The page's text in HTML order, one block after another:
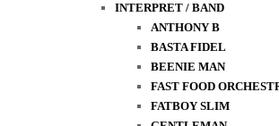
INTERPRET / BAND
ANTHONY B
BASTA FIDEL
BEENIE MAN
FAST FOOD
FATBOY SLIM